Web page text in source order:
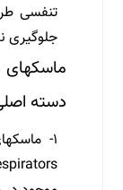
تنفسی
جلوگیری
دسته